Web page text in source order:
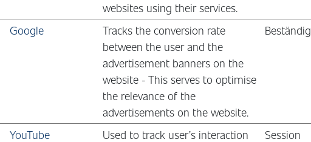
websites using their services.
Google
Tracks the conversion rate
between the user and the
advertisement banners on the
website - This serves to optimise
the relevance of the
advertisements on the website.
Beständig
YouTube Used to track user’s interaction Session